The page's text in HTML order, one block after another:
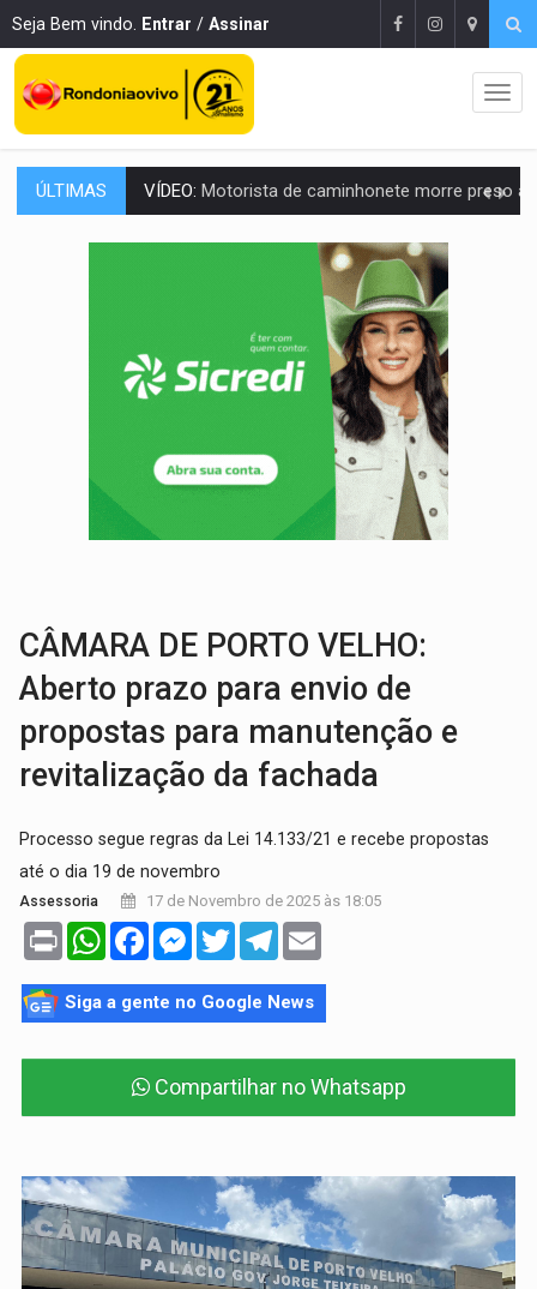
Seja Bem vindo. Entrar / Assinar
ÚLTIMAS LAZER:Seis lugares gratuitos para aproveitar o fim de semana
VÍDEO:FTICCO e Força Tática prendem membro do CV com arma e drogas
Prefeitura fortalece parceria com a APAE para ampliar ações
Exército testa inovações no combate a drones durante
TEMAS SOCIOAMBIENTAIS:Em Itapuã do Oeste, CINEMAZÔNIA leva cinema
Interior de Rondônia terá sábado (8) de calor
INFRAESTRUTURA: Após quase 30 anos de espera, asfalto chega ao
A ILHA: Coreografia de Rondônia estreia na programação do Festival de
CÂMARA DE PORTO VELHO:
Aberto prazo para envio de
propostas para manutenção e
revitalização da fachada
Processo segue regras da Lei 14.133/21 e recebe propostas
até o dia 19 de novembro
Assessoria 17 de Novembro de 2025 às 18:05
Print WhatsAppFacebookMessenger
TwitterTelegram
Siga a gente no Google News
Compartilhar no Whatsapp